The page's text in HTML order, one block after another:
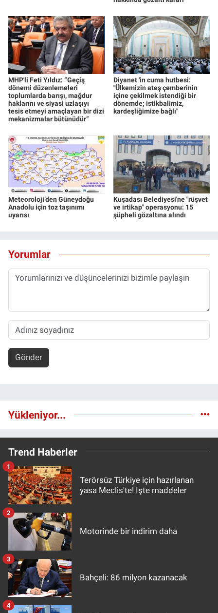
MHP'li Feti Yıldız: “Geçiş
dönemi düzenlemeleri
toplumlarda barışı, mağdur
haklarını ve siyasi uzlaşıyı
tesis etmeyi amaçlayan bir dizi
mekanizmalar bütünüdür”
Diyanet 'in cuma hutbesi:
"Ülkemizin ateş çemberinin
içine çekilmek istendiği bir
dönemde; istikbalimiz,
kardeşliğimize bağlı"
Meteoroloji’den Güneydoğu
Anadolu için toz taşınımı
uyarısı
Kuşadası Belediyesi'ne "rüşvet
ve irtikap" operasyonu: 15
şüpheli gözaltına alındı
Yorumlar
Gönder
Yükleniyor...
Trend Haberler
Terörsüz Türkiye için hazırlanan
yasa Meclis'te! İşte maddeler
1
Motorinde bir indirim daha
2
Bahçeli: 86 milyon kazanacak
3
4